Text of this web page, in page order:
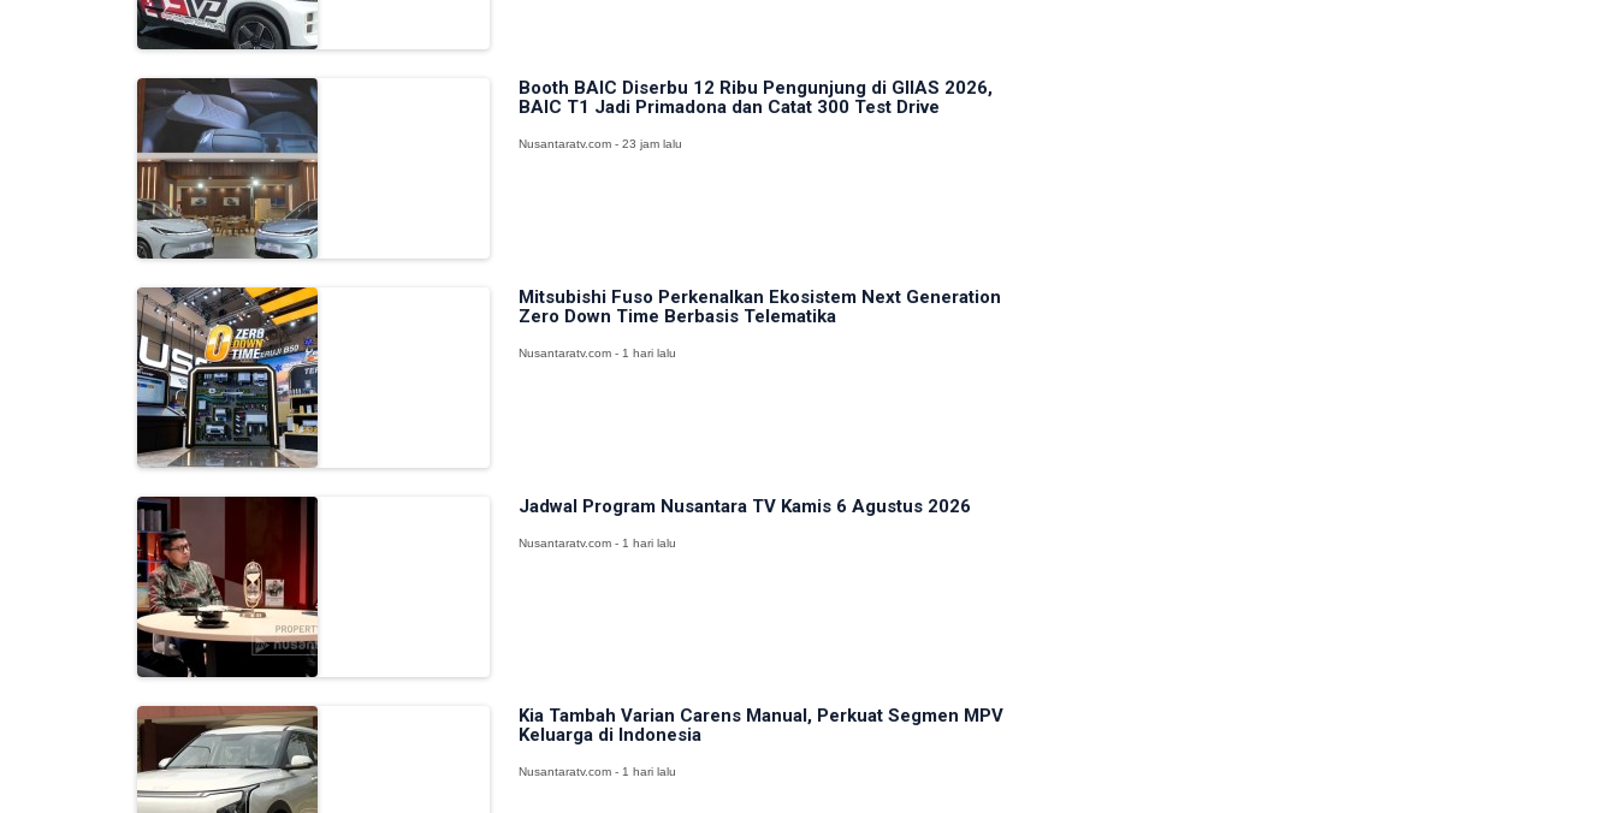
Booth BAIC Diserbu 12 Ribu Pengunjung di GIIAS 2026,
BAIC T1 Jadi Primadona dan Catat 300 Test Drive
Nusantaratv.com - 23 jam lalu
Mitsubishi Fuso Perkenalkan Ekosistem Next Generation
Zero Down Time Berbasis Telematika
Nusantaratv.com - 1 hari lalu
Jadwal Program Nusantara TV Kamis 6 Agustus 2026
Nusantaratv.com - 1 hari lalu
Kia Tambah Varian Carens Manual, Perkuat Segmen MPV
Keluarga di Indonesia
Nusantaratv.com - 1 hari lalu